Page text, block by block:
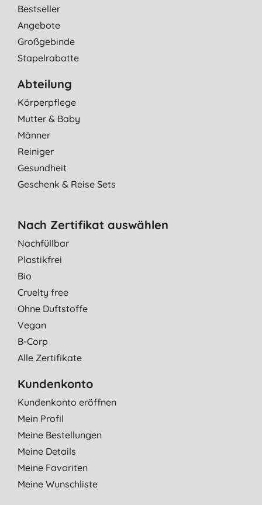
Bestseller
Angebote
Großgebinde
Stapelrabatte
Abteilung
Körperpflege
Mutter & Baby
Männer
Reiniger
Gesundheit
Geschenk & Reise Sets
Nach Zertifikat auswählen
Nachfüllbar
Plastikfrei
Bio
Cruelty free
Ohne Duftstoffe
Vegan
B-Corp
Alle Zertifikate
Kundenkonto
Kundenkonto eröffnen
Mein Profil
Meine Bestellungen
Meine Details
Meine Favoriten
Meine Wunschliste